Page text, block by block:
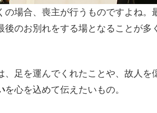
の場合、喪主が行うものですよね
後のお別れをする場となることが多
、足を運んでくれたことや、故人を
を心を込めて伝えたいもの。